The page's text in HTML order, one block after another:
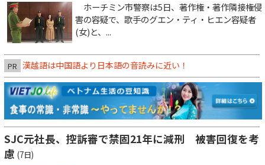
ホーチミン市警察は5日、著作権・著作隣接権侵
害の容疑で、歌手のグエン・ティ・ヒエン容疑者
(女)と、...
PR 漢越語は中国語より日本語の音読みに近い！
SJC元社長、控訴審で禁固21年に減刑 被害回復を考
慮 (7日)